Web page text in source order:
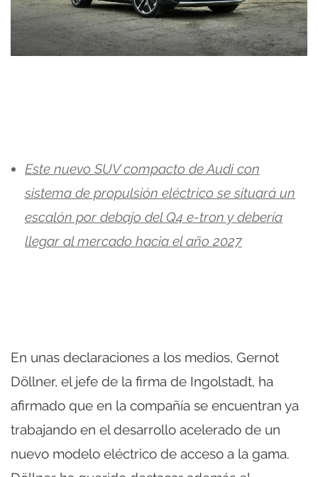
Este nuevo SUV compacto de Audi con
sistema de propulsión eléctrico se situará un
escalón por debajo del Q4 e-tron y debería
llegar al mercado hacia el año 2027
En unas declaraciones a los medios, Gernot
Döllner, el jefe de la firma de Ingolstadt, ha
afirmado que en la compañía se encuentran ya
trabajando en el desarrollo acelerado de un
nuevo modelo eléctrico de acceso a la gama.